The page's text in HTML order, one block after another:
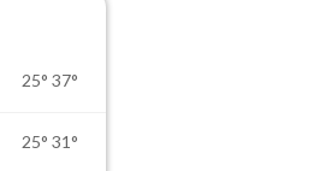
25° 37°
25° 31°